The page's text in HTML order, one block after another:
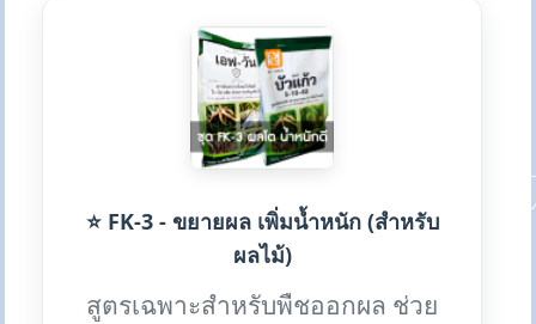
⭐ FK-3 - ขยายผล เพิ่มน้ำหนัก (สำหรับ
ผลไม้)
สูตรเฉพาะสำหรับพืชออกผล ช่วย